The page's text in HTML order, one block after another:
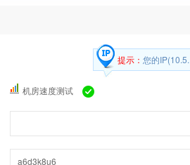
提示： 您的
机房速度测试